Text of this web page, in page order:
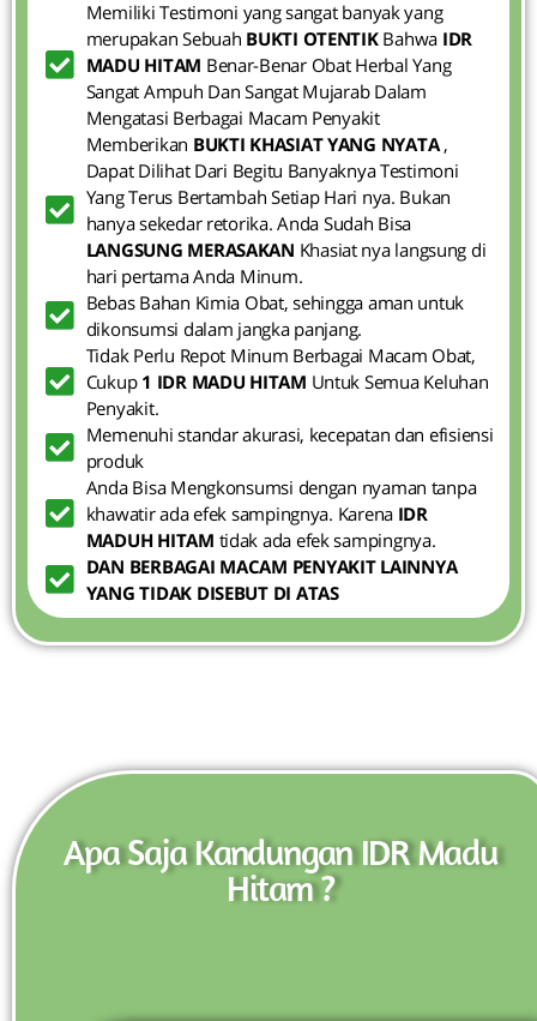
Memiliki Testimoni yang sangat banyak yang
merupakan Sebuah BUKTI OTENTIKBahwa IDR
MADU HITAM Benar-Benar Obat Herbal Yang
Sangat Ampuh Dan Sangat Mujarab Dalam
Mengatasi Berbagai Macam Penyakit
Memberikan BUKTI KHASIAT YANG NYATA ,
Dapat Dilihat Dari Begitu Banyaknya Testimoni
Yang Terus Bertambah Setiap Hari nya. Bukan
hanya sekedar retorika. Anda Sudah Bisa
LANGSUNG MERASAKAN Khasiat nya langsung di
hari pertama Anda Minum.
Bebas Bahan Kimia Obat, sehingga aman untuk
dikonsumsi dalam jangka panjang.
Tidak Perlu Repot Minum Berbagai Macam Obat,
Cukup 1 IDR MADU HITAM Untuk Semua Keluhan
Penyakit.
Memenuhi standar akurasi, kecepatan dan efisiensi
produk
Anda Bisa Mengkonsumsi dengan nyaman tanpa
khawatir ada efek sampingnya. Karena IDR
MADUH HITAM tidak ada efek sampingnya.
DAN BERBAGAI MACAM PENYAKIT LAINNYA
YANG TIDAK DISEBUT DI ATAS
Apa Saja Kandungan IDR Madu
Hitam ?